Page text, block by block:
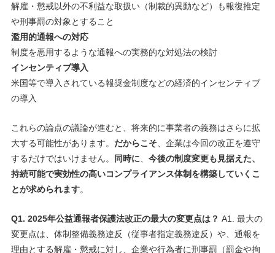
解雇・懲戒以外の不利益な取扱い（制裁的異動など）も報復推定
や刑事罰の対象とすること
濫用的通報への対応
制度を悪用するような通報への実務的な対処法の検討
インセンティブ導入
米国等で導入されている報奨金制度などの経済的インセンティブ
の導入
これらの論点の議論が進むと、将来的に事業者の義務はさらに拡
大する可能性があります。 だからこそ、企業は今回の改正を遵守
するだけではいけません。
同時に
今後の制度変更も見据えた、
持続可能で実効性の高いコンプライアンス体制を構築していくこ
とが求められます。
Q1. 2025年公益通報者保護法改正の最大の変更点は？ A1. 最大の
変更点は、体制整備義務違反（従事者指定義務違反）や、通報を
理由とする解雇・懲戒に対し、企業や行為者に刑事罰（罰金や拘